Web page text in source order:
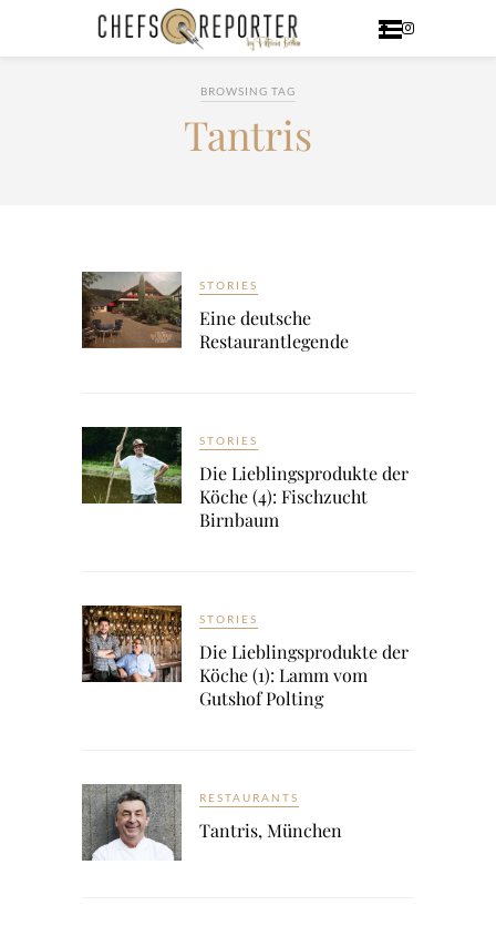
BROWSING TAG
Tantris
STORIES
Eine deutsche
Restaurantlegende
STORIES
Die Lieblingsprodukte der
Köche (4): Fischzucht
Birnbaum
STORIES
Die Lieblingsprodukte der
Köche (1): Lamm vom
Gutshof Polting
RESTAURANTS
Tantris, München